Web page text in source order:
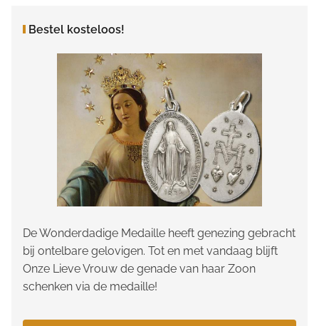
Bestel kosteloos!
De Wonderdadige Medaille heeft genezing gebracht
bij ontelbare gelovigen. Tot en met vandaag blijft
Onze Lieve Vrouw de genade van haar Zoon
schenken via de medaille!